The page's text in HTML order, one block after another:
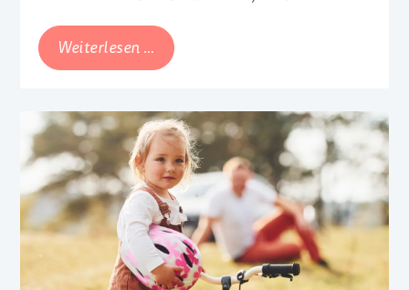
kennen sollten.
Weiterlesen … Millie
Moon
Jetzt
auch
in
Österreich
erhältlich